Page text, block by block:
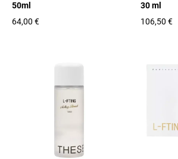
50ml
64,00 €
30 ml
106,50 €